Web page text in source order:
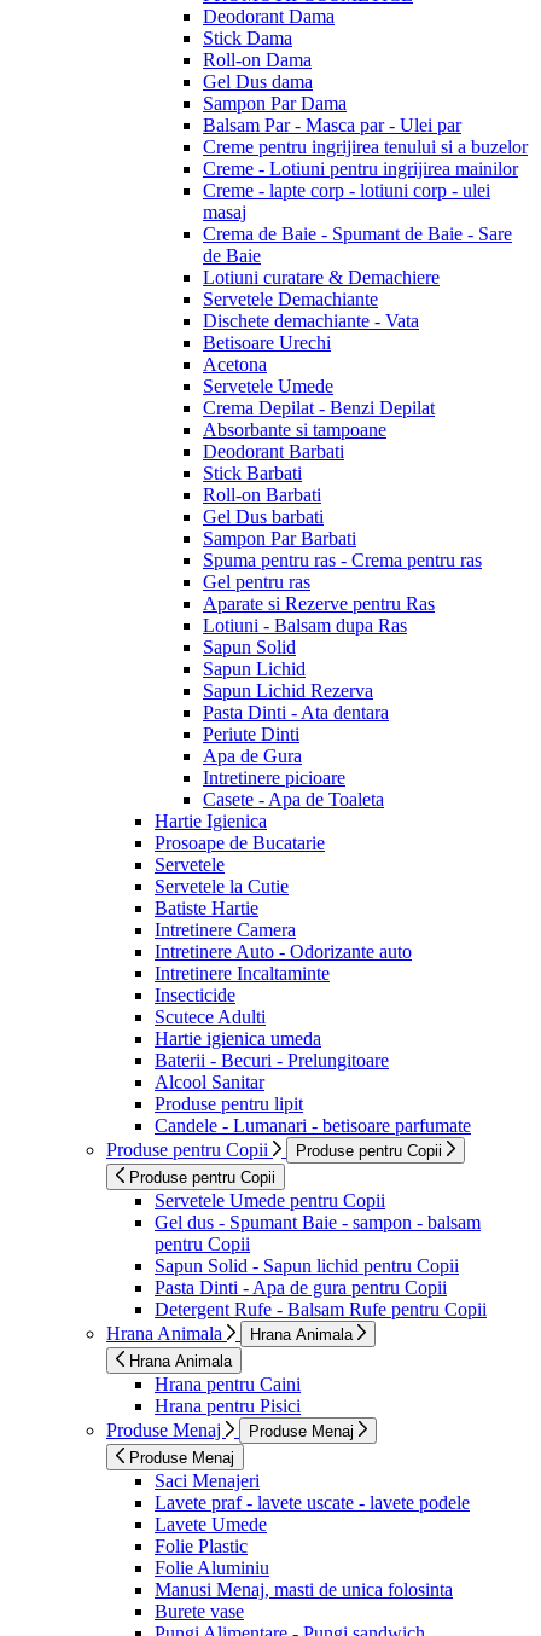
Deodorant Dama
Stick Dama
Roll-on Dama
Gel Dus dama
Sampon Par Dama
Balsam Par - Masca par - Ulei par
Creme pentru ingrijirea tenului si a buzelor
Creme - Lotiuni pentru ingrijirea mainilor
Creme - lapte corp - lotiuni corp - ulei
masaj
Crema de Baie - Spumant de Baie - Sare
de Baie
Lotiuni curatare & Demachiere
Servetele Demachiante
Dischete demachiante - Vata
Betisoare Urechi
Acetona
Servetele Umede
Crema Depilat - Benzi Depilat
Absorbante si tampoane
Deodorant Barbati
Stick Barbati
Roll-on Barbati
Gel Dus barbati
Sampon Par Barbati
Spuma pentru ras - Crema pentru ras
Gel pentru ras
Aparate si Rezerve pentru Ras
Lotiuni - Balsam dupa Ras
Sapun Solid
Sapun Lichid
Sapun Lichid Rezerva
Pasta Dinti - Ata dentara
Periute Dinti
Apa de Gura
Intretinere picioare
Casete - Apa de Toaleta
Hartie Igienica
Prosoape de Bucatarie
Servetele
Servetele la Cutie
Batiste Hartie
Intretinere Camera
Intretinere Auto - Odorizante auto
Intretinere Incaltaminte
Insecticide
Scutece Adulti
Hartie igienica umeda
Baterii - Becuri - Prelungitoare
Alcool Sanitar
Produse pentru lipit
Candele - Lumanari - betisoare parfumate
Produse pentru Copii
Produse pentru Copii
Produse pentru Copii
Servetele Umede pentru Copii
Gel dus - Spumant Baie - sampon - balsam
pentru Copii
Sapun Solid - Sapun lichid pentru Copii
Pasta Dinti - Apa de gura pentru Copii
Detergent Rufe - Balsam Rufe pentru Copii
Hrana Animala
Hrana Animala
Hrana Animala
Hrana pentru Caini
Hrana pentru Pisici
Produse Menaj
Produse Menaj
Produse Menaj
Saci Menajeri
Lavete praf - lavete uscate - lavete podele
Lavete Umede
Folie Plastic
Folie Aluminiu
Manusi Menaj, masti de unica folosinta
Burete vase